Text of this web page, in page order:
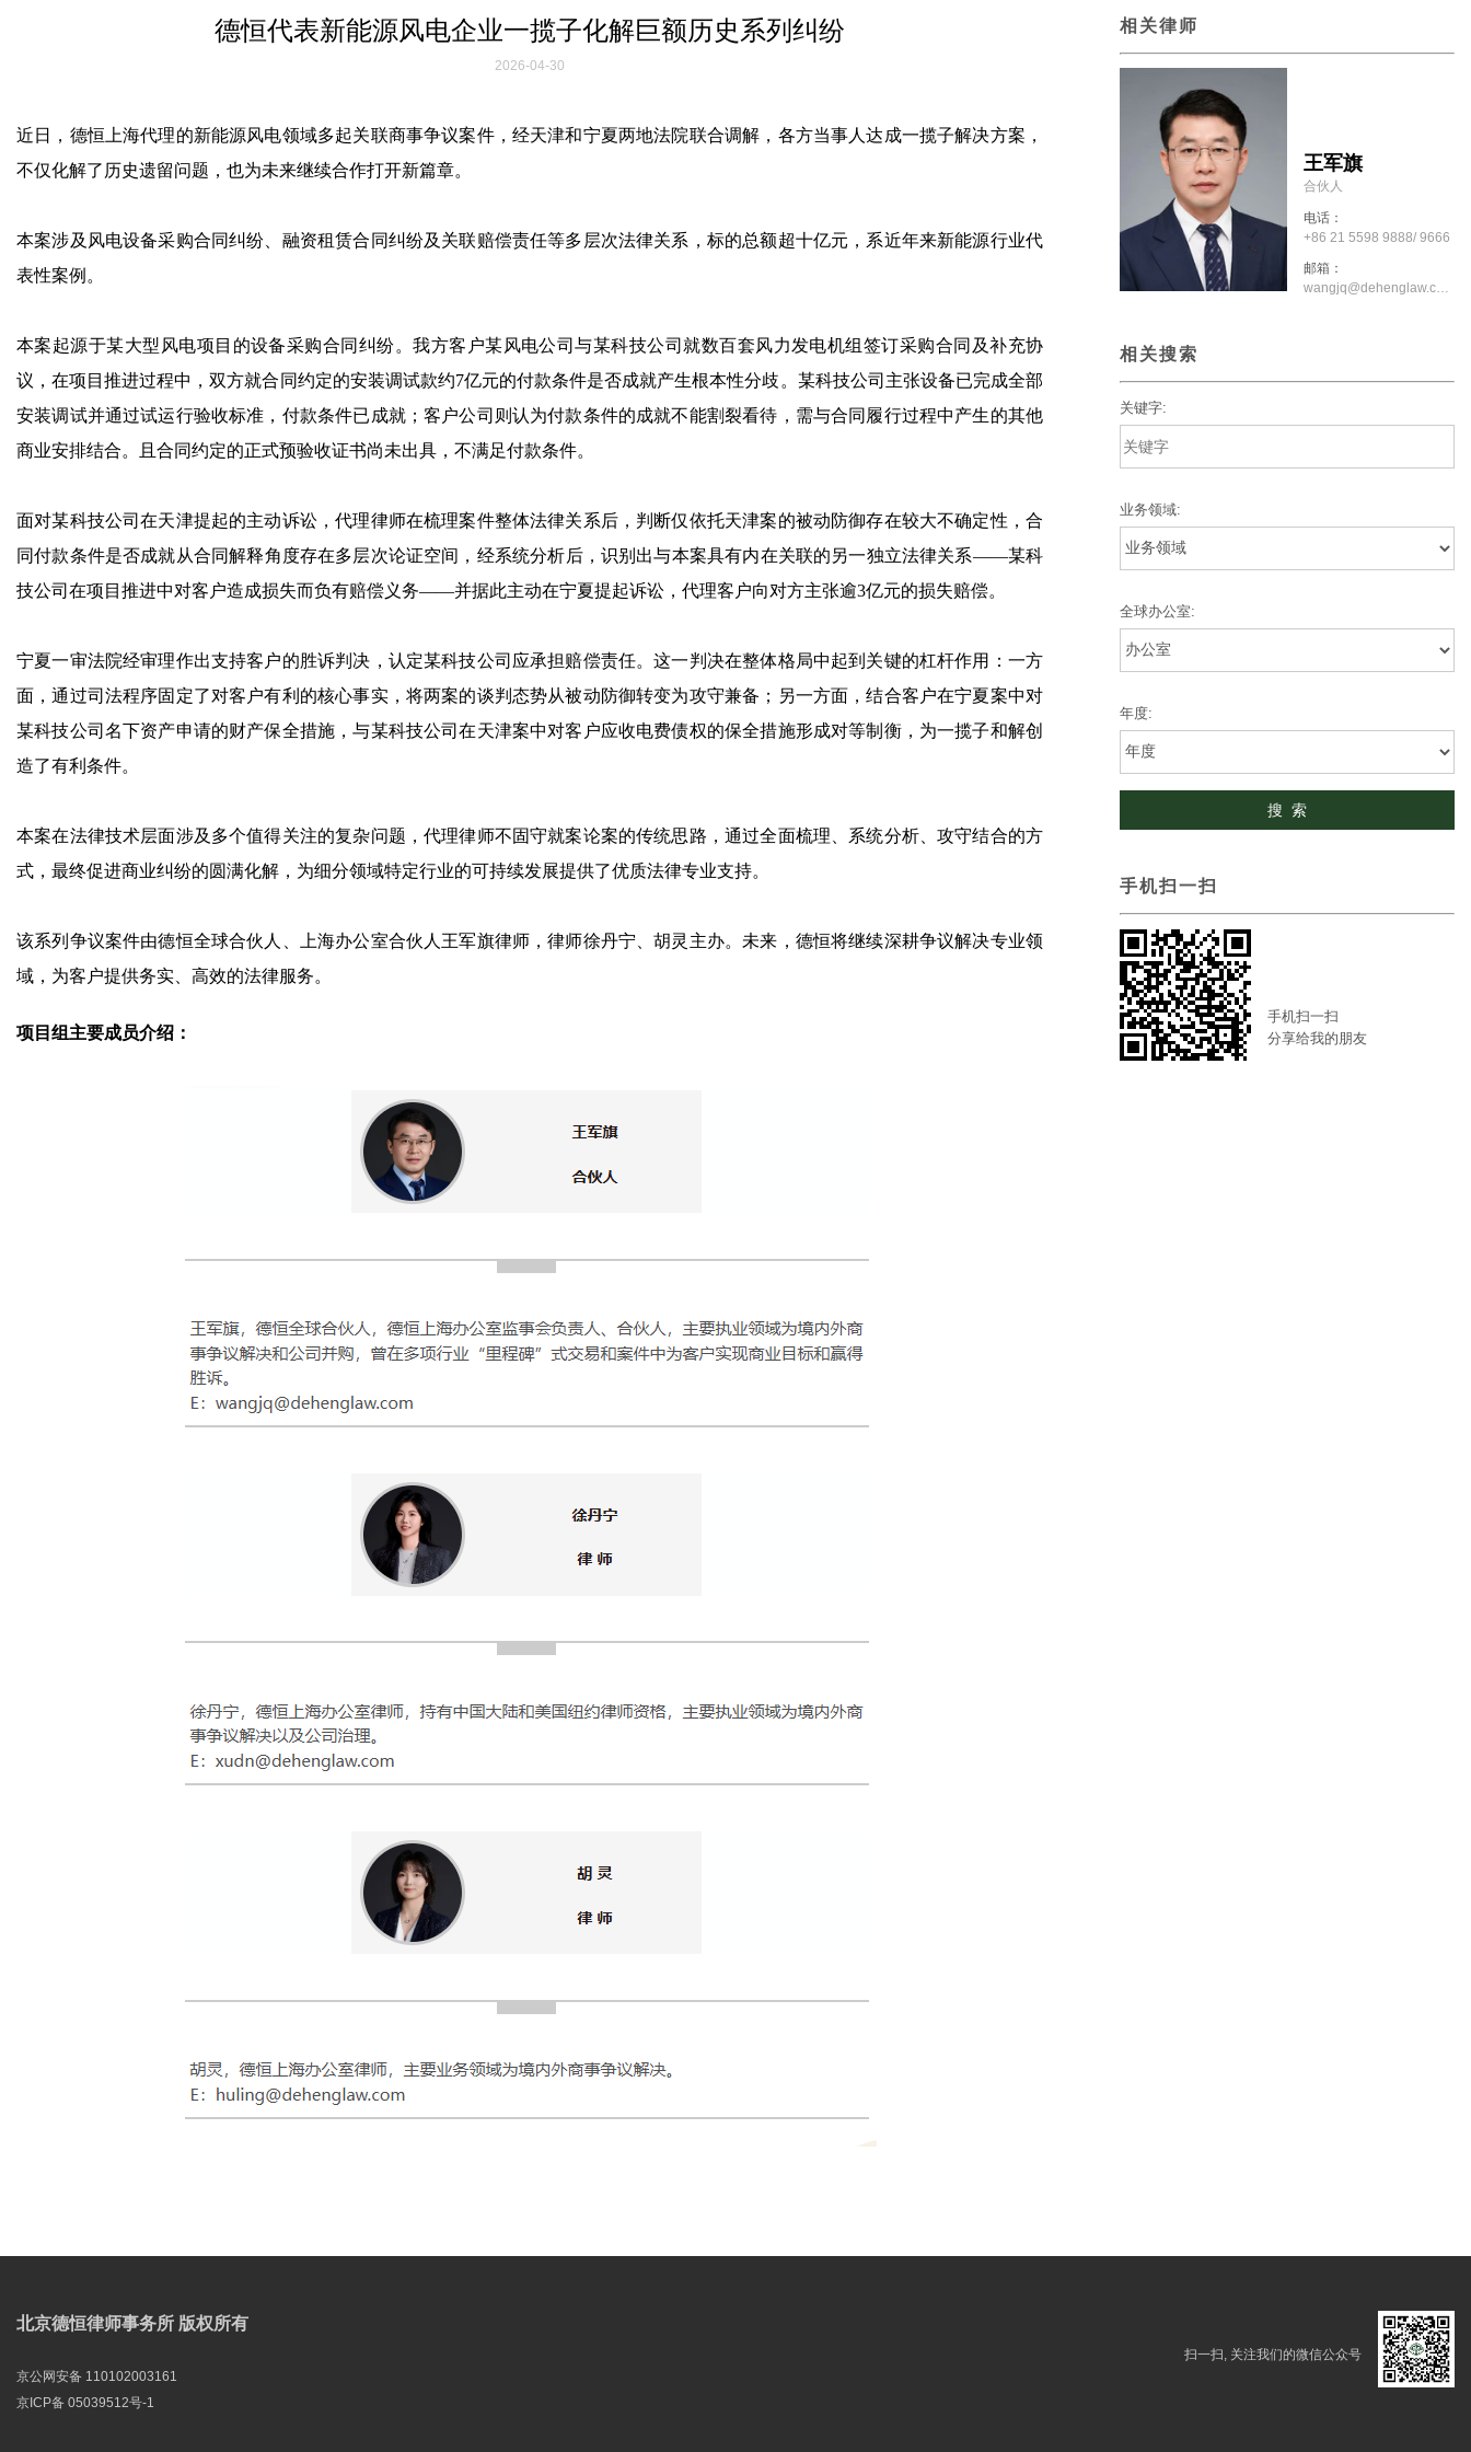
德恒代表新能源风电企业一揽子化解巨额历史系列纠纷
2026-04-30
近日，德恒上海代理的新能源风电领域多起关联商事争议案件，经天津和宁夏两地法院联合调解，各方当事人达成一揽子解决方案，
不仅化解了历史遗留问题，也为未来继续合作打开新篇章。
本案涉及风电设备采购合同纠纷、融资租赁合同纠纷及关联赔偿责任等多层次法律关系，标的总额超十亿元，系近年来新能源行业代
表性案例。
本案起源于某大型风电项目的设备采购合同纠纷。我方客户某风电公司与某科技公司就数百套风力发电机组签订采购合同及补充协
议，在项目推进过程中，双方就合同约定的安装调试款约7亿元的付款条件是否成就产生根本性分歧。某科技公司主张设备已完成全部
安装调试并通过试运行验收标准，付款条件已成就；客户公司则认为付款条件的成就不能割裂看待，需与合同履行过程中产生的其他
商业安排结合。且合同约定的正式预验收证书尚未出具，不满足付款条件。
面对某科技公司在天津提起的主动诉讼，代理律师在梳理案件整体法律关系后，判断仅依托天津案的被动防御存在较大不确定性，合
同付款条件是否成就从合同解释角度存在多层次论证空间，经系统分析后，识别出与本案具有内在关联的另一独立法律关系——某科
技公司在项目推进中对客户造成损失而负有赔偿义务——并据此主动在宁夏提起诉讼，代理客户向对方主张逾3亿元的损失赔偿。
宁夏一审法院经审理作出支持客户的胜诉判决，认定某科技公司应承担赔偿责任。这一判决在整体格局中起到关键的杠杆作用：一方
面，通过司法程序固定了对客户有利的核心事实，将两案的谈判态势从被动防御转变为攻守兼备；另一方面，结合客户在宁夏案中对
某科技公司名下资产申请的财产保全措施，与某科技公司在天津案中对客户应收电费债权的保全措施形成对等制衡，为一揽子和解创
造了有利条件。
本案在法律技术层面涉及多个值得关注的复杂问题，代理律师不固守就案论案的传统思路，通过全面梳理、系统分析、攻守结合的方
式，最终促进商业纠纷的圆满化解，为细分领域特定行业的可持续发展提供了优质法律专业支持。
该系列争议案件由德恒全球合伙人、上海办公室合伙人王军旗律师，律师徐丹宁、胡灵主办。未来，德恒将继续深耕争议解决专业领
域，为客户提供务实、高效的法律服务。
项目组主要成员介绍：
相关律师
王军旗
合伙人
电话：
+86 21 5598 9888/ 9666
邮箱：
wangjq@dehenglaw.com
相关搜索
关键字:
业务领域:
全球办公室:
年度:
手机扫一扫
手机扫一扫
分享给我的朋友
北京德恒律师事务所 版权所有
京公网安备 110102003161
京ICP备 05039512号-1
扫一扫, 关注我们的微信公众号